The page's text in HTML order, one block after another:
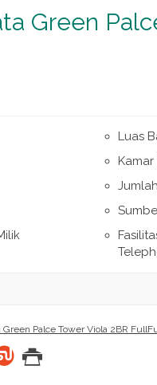
Green
Luas
Kamar
Palce Tower Viola 2BR